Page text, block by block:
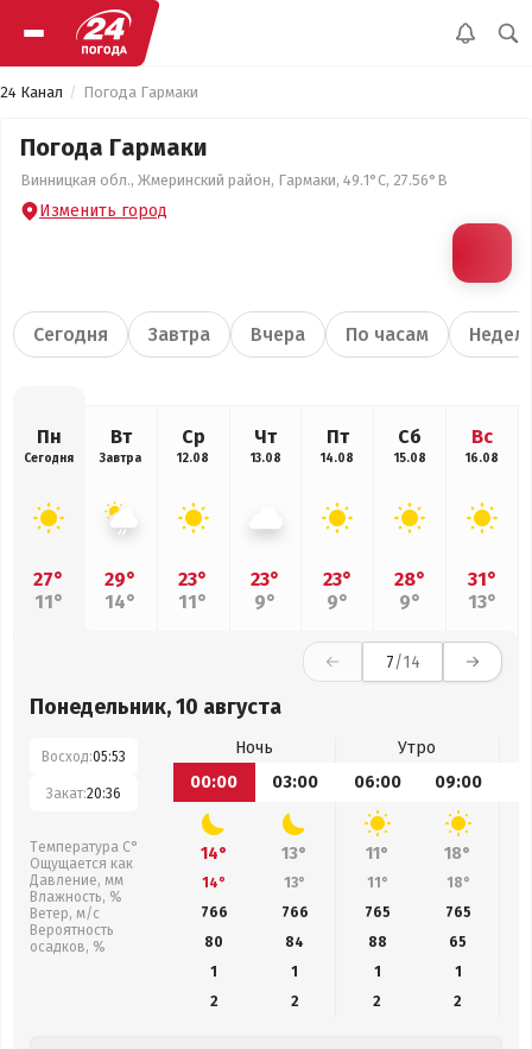
24 Канал Погода Гармаки
Погода Гармаки
Винницкая обл., Жмеринский район, Гармаки, 49.1°С, 27.56°В
Изменить город
Сегодня Завтра Вчера По часам
Пн
Сегодня
27°
11°
Вт
Завтра
29°
14°
Ср
12.08
23°
11°
Чт
13.08
23°
9°
Пт
14.08
23°
9°
Сб
15.08
28°
9°
Вс
16.08
31°
13°
7/14
Понедельник, 10 августа
Восход:05:53
Закат:20:36
Температура С°
Ощущается как
Давление, мм
Влажность, %
Ветер, м/с
Вероятность
осадков, %
Ночь
Утро
00:00
03:00 06:00 09:00
14° 13° 11° 18°
14° 13° 11° 18°
766
766 765 765
80
84 88 65
1
1 1
1
2
2 2 2